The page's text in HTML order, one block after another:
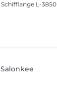
Schifflange L-3850